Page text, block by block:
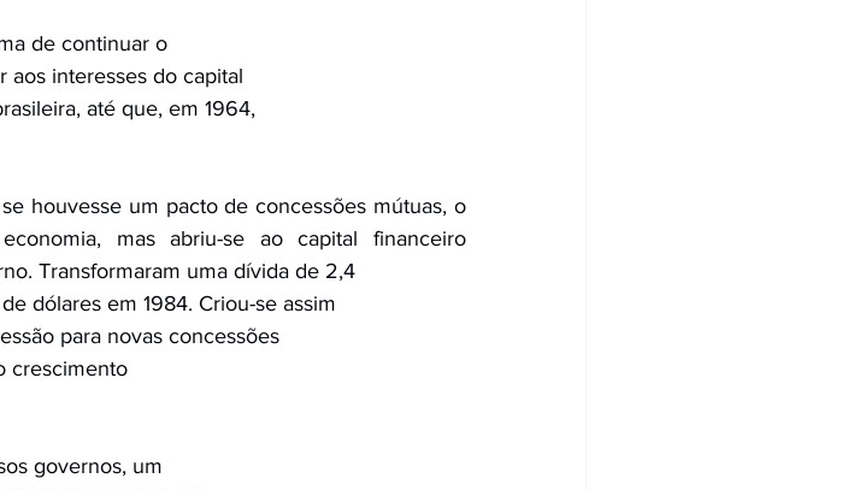
de continuar o
aos interesses do capital
até que, em 1964,
houvesse um pacto de concessões mútuas, o
mas abriu-se ao capital financeiro
Transformaram uma dívida de 2,4
dólares em 1984. Criou-se assim
para novas concessões
crescimento
governos, um